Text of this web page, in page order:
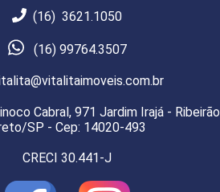
(16) 3621.1050
(16) 99764.3507
Cabral, 971 Jardim Irajá - Ribeirão
SP - Cep: 14020-493
CRECI 30.441-J